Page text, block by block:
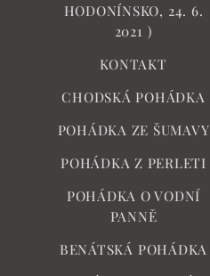
HODONÍNSKO, 24. 6.
2021 )
KONTAKT
CHODSKÁ POHÁDKA
POHÁDKA ZE ŠUMAVY
POHÁDKA Z PERLETI
POHÁDKA O VODNÍ
PANNĚ
BENÁTSKÁ POHÁDKA